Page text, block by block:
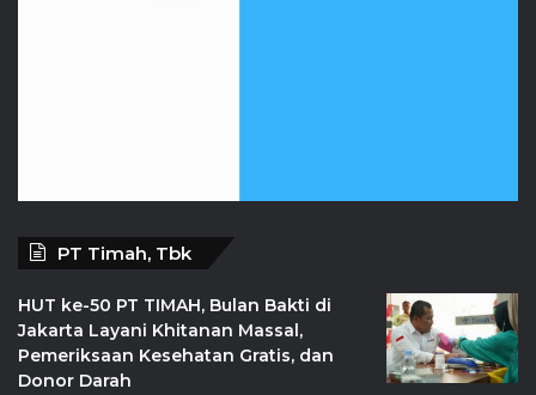
PT Timah, Tbk
HUT ke-50 PT TIMAH, Bulan Bakti di
Jakarta Layani Khitanan Massal,
Pemeriksaan Kesehatan Gratis, dan
Donor Darah